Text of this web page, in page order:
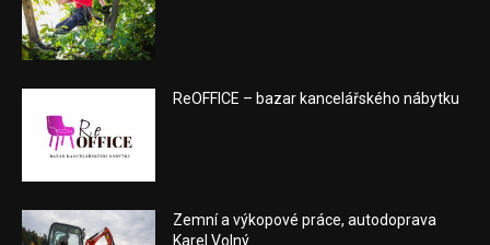
ReOFFICE – bazar kancelářského nábytku
Zemní a výkopové práce, autodoprava
Karel Volný